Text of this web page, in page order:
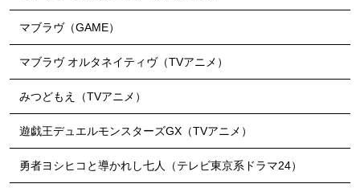
マブラヴ（GAME）
マブラヴ オルタネイティヴ（TVアニメ）
みつどもえ（TVアニメ）
遊戯王デュエルモンスターズGX（TVアニメ）
勇者ヨシヒコと導かれし七人（テレビ東京系ドラマ24）